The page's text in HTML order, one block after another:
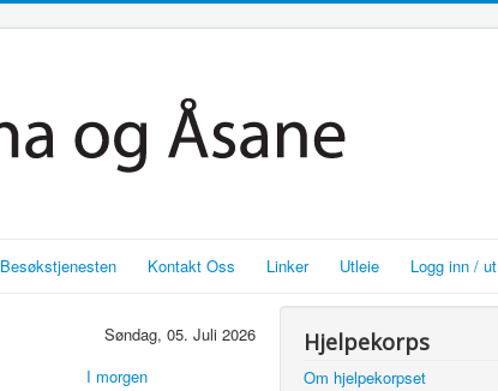
Besøkstjenesten Kontakt Oss Linker Utleie Logg inn / ut
Søndag, 05. Juli 2026
I morgen
Hjelpekorps
Om hjelpekorpset